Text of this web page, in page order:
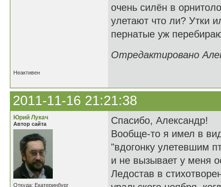
очень силён в
улетают что ли? Утки
пернатые уж
Отредактировано
Неактивен
2011-11-16 21:21:38
Юрий Лукач
Автор сайта
Откуда: Екатеринбург
Спасибо, Александр!
Вообще-то я имел в
"вдогонку улетевшим
и не вызывает у меня
Ледостав в